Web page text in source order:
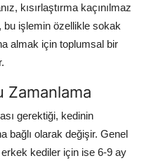
kısırlaştırma kaçınılmaz
bu işlemin özellikle sokak
almak için toplumsal bir
Zamanlama
gerektiği, kedinin
bağlı olarak değişir. Genel
kediler için ise 6-9 ay